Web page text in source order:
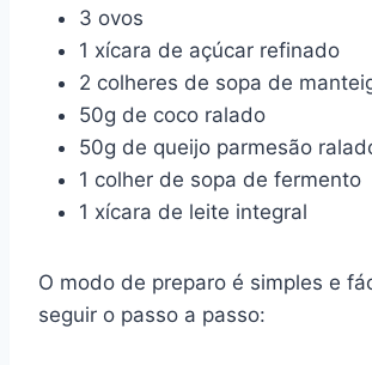
3 ovos
1 xícara de açúcar refinado
2 colheres de sopa de
50g de coco ralado
50g de queijo parmesão
1 colher de sopa de fermento
1 xícara de leite integral
O modo de preparo é simples e
seguir o passo a passo: